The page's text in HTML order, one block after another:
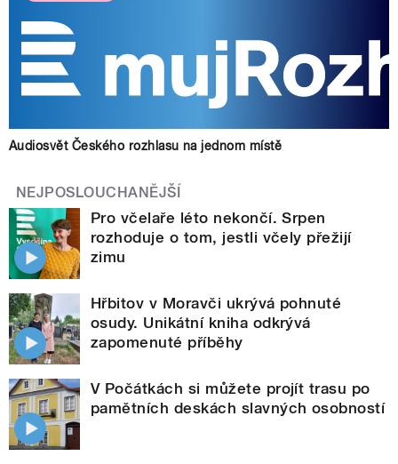
Audiosvět Českého rozhlasu na jednom místě
NEJPOSLOUCHANĚJŠÍ
Pro včelaře léto nekončí. Srpen
rozhoduje o tom, jestli včely přežijí
zimu
Hřbitov v Moravči ukrývá pohnuté
osudy. Unikátní kniha odkrývá
zapomenuté příběhy
V Počátkách si můžete projít trasu po
pamětních deskách slavných osobností